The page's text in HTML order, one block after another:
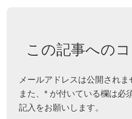
この記事への
メールアドレスは公開されま
また、* が付いている欄は必
記入をお願いします。